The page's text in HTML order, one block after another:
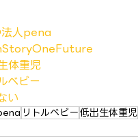
人pena
体重児
ベビー
い
リトルベビー低出生体重児